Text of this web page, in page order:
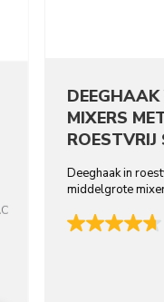
MIXERS
Deeghaak in
middelgrote